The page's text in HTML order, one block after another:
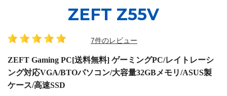
ZEFT Z55V
7件のレビュー
ZEFT Gaming PC[送料無料] ゲーミングPC/レイトレーシ
ング対応VGA/BTOパソコン/大容量32GBメモリ/ASUS製
ケース/高速SSD